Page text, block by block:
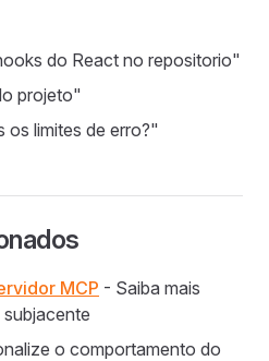
do React no repositorio"
projeto"
os limites de erro?"
MCP - Saiba mais
o comportamento do